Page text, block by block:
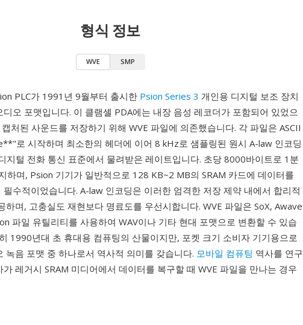
형식 정보
WVE SMP
PLC가 1991년 9월부터 출시한 Psion Series 3 개인용 디지털 보조 장치
오 포맷입니다. 이 클램셸 PDA에는 내장 음성 레코더가 포함되어 있었으
처된 사운드를 저장하기 위해 WVE 파일에 의존했습니다. 각 파일은 ASCII
로 시작하며 최소한의 헤더에 이어 8 kHz로 샘플링된 원시 A-law 인코딩
털 전화 통신 표준에서 물려받은 레이트입니다. 초당 8000바이트로 1분
하며, Psion 기기가 일반적으로 128 KB~2 MB의 SRAM 카드에 데이터를
수적이었습니다. A-law 인코딩은 이러한 엄격한 저장 제약 내에서 합리적
하며, 고충실도 재현보다 명료도를 우선시합니다. WVE 파일은 SoX, Awave
파일 유틸리티를 사용하여 WAV이나 기타 현대 포맷으로 변환할 수 있습
1990년대 초 휴대용 컴퓨팅의 산물이지만, 포켓 크기 소비자 기기용으로
녹음 포맷 중 하나로서 역사적 의미를 갖습니다. 모바일 컴퓨팅 역사를 연구
레거시 SRAM 미디어에서 데이터를 복구할 때 WVE 파일을 만나는 경우